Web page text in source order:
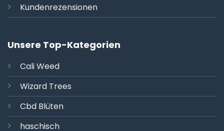
Kundenrezensionen
Unsere Top-Kategorien
CaliWeed
Wizard Trees
Cbd Blüten
haschisch